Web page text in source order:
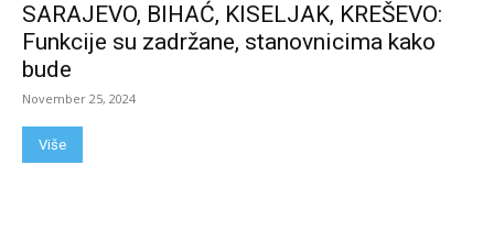
SARAJEVO, BIHAĆ, KISELJAK, KREŠEVO:
Funkcije su zadržane, stanovnicima kako
bude
November 25, 2024
Više